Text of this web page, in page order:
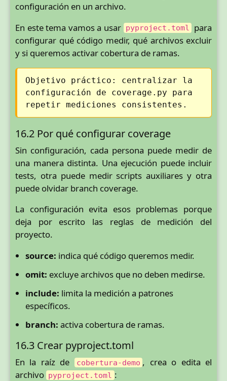
configuración en un archivo.
En este tema vamos a usar pyproject.toml
para
configurar qué código medir, qué archivos excluir
y si queremos activar cobertura de ramas.
Objetivo práctico: centralizar la
configuración de coverage.py para
repetir mediciones consistentes.
16.2 Por qué configurar coverage
Sin configuración, cada persona puede medir de
una manera distinta. Una ejecución puede incluir
tests, otra puede medir scripts auxiliares y otra
puede olvidar branch coverage.
La configuración evita esos problemas porque
deja por escrito las reglas de medición del
proyecto.
source: indica qué código queremos medir.
omit: excluye archivos que no deben medirse.
include: limita la medición a patrones
específicos.
branch: activa cobertura de ramas.
16.3 Crear pyproject.toml
En la raíz de cobertura-demo , crea o edita el
archivo pyproject.toml :